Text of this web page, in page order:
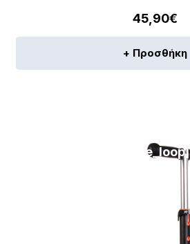
45,90€
+ Προσθήκη
[discount_percentage_loop]